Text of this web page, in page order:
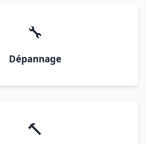
🔧
Dépannage
🔨